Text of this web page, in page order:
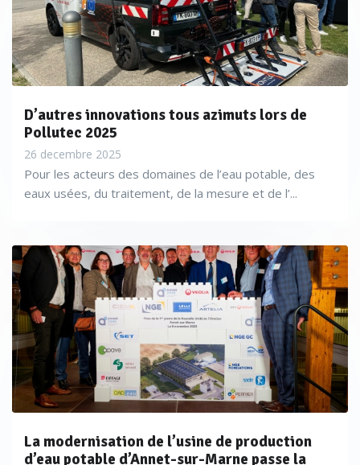
D’autres innovations tous azimuts lors de
Pollutec 2025
26 decembre 2025
Pour les acteurs des domaines de l’eau potable, des
eaux usées, du traitement, de la mesure et de l’...
La modernisation de l’usine de production
d’eau potable d’Annet-sur-Marne passe la